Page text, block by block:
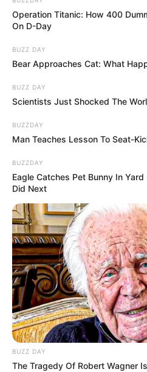
– A nővérednek, Vikának
Tudod, milyen törékeny! És
megjelenése a házunkban
egyensúlyt. – Nem –
nem fog itt lakni, és ez nem
Irina nem vitatkozott az
természetesen
ellenségként tekint a vejére?
Azon az estén Irina
döntését.
– Ne aggódj – ölelte át a
dolgozom, a fizetésem
egyszobás lakást, és
– Igen – helyeselt neki
simulva elmosolyodott.
Operation Titanic: How 400
On D-Day
BUZZ DAY
Bear Approaches Cat: What
BUZZ DAY
Scientists Just Shocked The
BUZZDAY
Man Teaches Lesson To Seat-
BUZZDAY
Eagle Catches Pet Bunny In
Did Next
BUZZ DAY
The Tragedy Of Robert Wagner